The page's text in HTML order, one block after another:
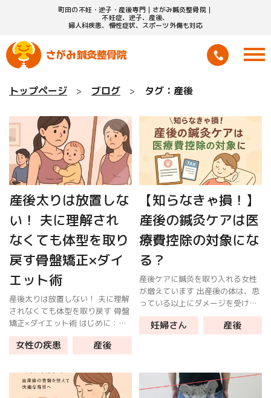
町田の不妊・逆子・産後専門｜さがみ鍼灸整骨院｜
不妊症、逆子、産後、
婦人科疾患、慢性症状、スポーツ外傷も対応
トップページ ブログ タグ：産後
産後太りは放置しな
い！ 夫に理解され
なくても体型を取り
戻す骨盤矯正×ダイ
エット術
産後太りは放置しない！ 夫に理解
されなくても体型を取り戻す 骨盤
矯正×ダイエット術 はじめに：あ
なたの悩みは「あなただけ」じゃ
ない 「授乳や育児で手一杯、運動
にしすぎ』と言われる」—— 産後
[…]
女性の疾患 産後
【知らなきゃ損！】
産後の鍼灸ケアは医
療費控除の対象にな
る？
産後ケアに鍼灸を取り入れる女性
が増えています 出産後の体は、思
っている以上にダメージを受けて
います。 骨盤のゆがみ、ホルモン
バランスの乱れ、慢性的な疲労や
妊婦さん 産後